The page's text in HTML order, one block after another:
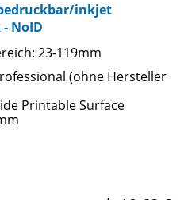
bedruckbar/inkjet
NoID
23-119mm
(ohne Hersteller
Printable Surface